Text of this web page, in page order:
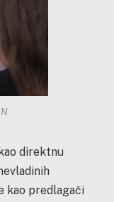
direktnu
kao predlagači